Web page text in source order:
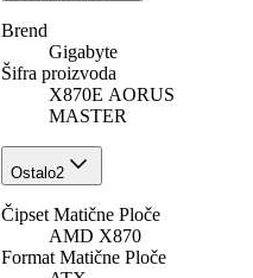
Brend
Gigabyte
Šifra proizvoda
X870E AORUS
MASTER
Ostalo2
Čipset Matične Ploče
AMD X870
Format Matične Ploče